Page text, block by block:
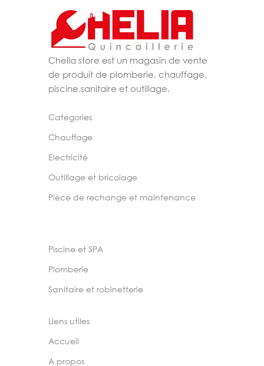
Chelia store est un magasin de vente
de produit de plomberie, chauffage,
piscine,sanitaire et outillage.
Categories
Chauffage
Electricité
Outillage et bricolage
Pièce de rechange et maintenance
Piscine et SPA
Plomberie
Sanitaire et robinetterie
Liens utiles
Accueil
A propos